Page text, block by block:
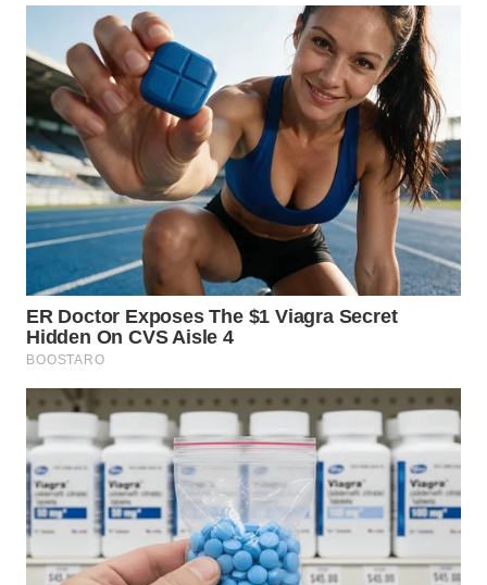
LANGKAT
WN
TAPANULI
SELATAN
WN
TANJUNG
LESUNG
WN
KARO
WN
SIMALUNGUN
WN
LABUHANBATU
TAPANULI